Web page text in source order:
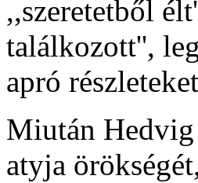
,,szeretetből
találkozott'',
apró
Miután Hedvig
atyja